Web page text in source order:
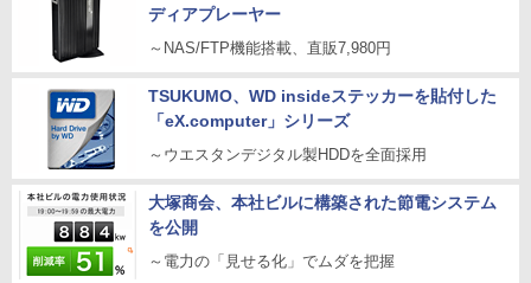
ディアプレーヤー
～NAS/FTP機能搭載、直販7,980円
TSUKUMO、WD insideステッカーを貼付した
「eX.computer」シリーズ
～ウエスタンデジタル製HDDを全面採用
大塚商会、本社ビルに構築された節電システム
を公開
～電力の「見せる化」でムダを把握